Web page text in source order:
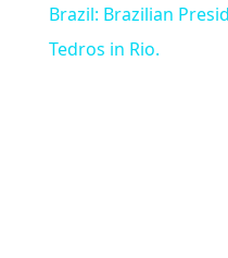
Brazil: Brazilian
Tedros in Rio.